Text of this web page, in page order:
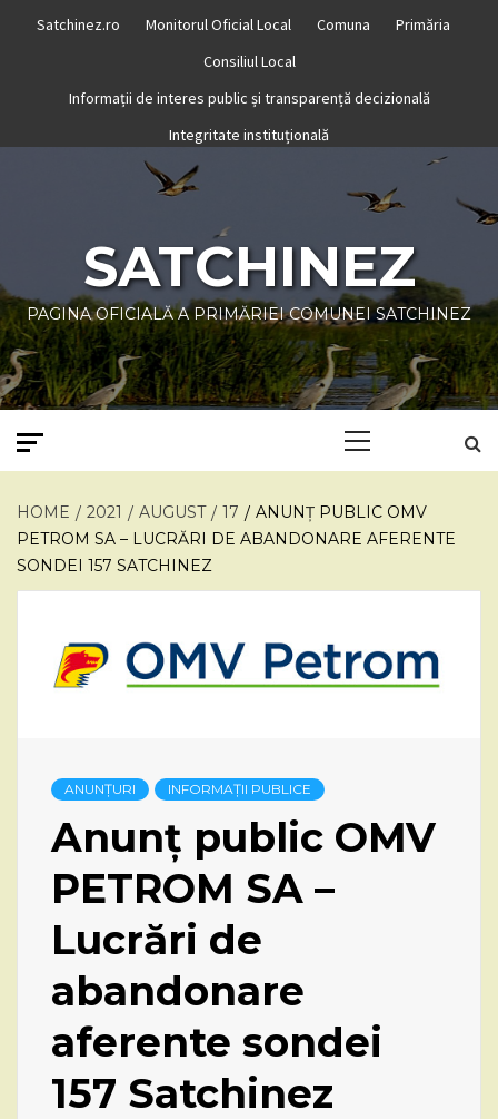
Satchinez.ro Monitorul Oficial Local Comuna
Primăria
Consiliul Local
Informații de interes public și transparență decizională
Integritate instituțională
SATCHINEZ
PAGINA OFICIALĂ A PRIMĂRIEI COMUNEI SATCHINEZ
HOME 2021 AUGUST 17
ANUNȚ PUBLIC OMV
PETROM SA – LUCRĂRI DE ABANDONARE AFERENTE
SONDEI 157 SATCHINEZ
ANUNȚURI INFORMAȚII PUBLICE
Anunț public OMV
PETROM SA –
Lucrări de
abandonare
aferente sondei
157 Satchinez